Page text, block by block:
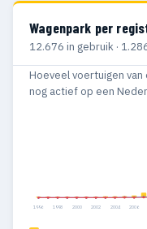
Wagenpark per
12.676 in gebruik ·
Hoeveel voertuigen
nog actief op een
1996 1998 2000 2002 2004 2006